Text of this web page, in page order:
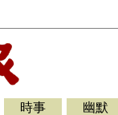
時事 幽默